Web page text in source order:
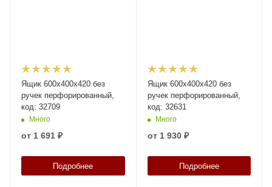
Ящик 600x400x420 без
ручек перфорированный,
код: 32709
Много
от 1 691 ₽
Подробнее
Ящик 600x400x420 без
ручек перфорированный,
код: 32631
Много
от 1 930 ₽
Подробнее